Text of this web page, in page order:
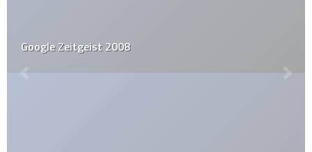
Google Zeitgeist 2008